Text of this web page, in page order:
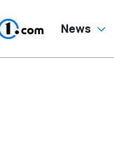
News